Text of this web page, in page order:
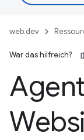
web.dev
War das hilfreich?